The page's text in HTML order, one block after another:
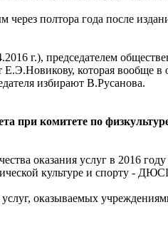
полтора года после
г.), председателем
Е.Э.Новикову, которая вообще
избирают В.Русанова.
при комитете по
оказания услуг в 2016
культуре и спорту -
оказываемых